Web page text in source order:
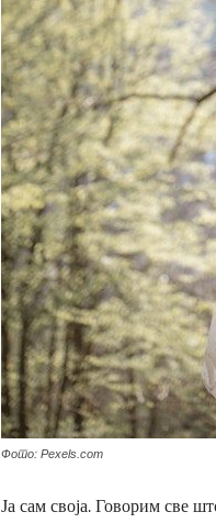
Фото: Pexels.com
Ја сам своја. Говорим све